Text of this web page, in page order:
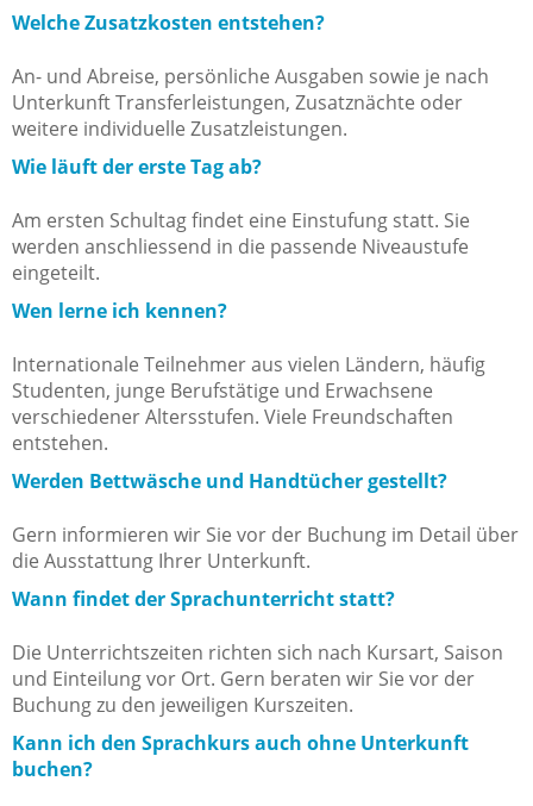
Welche Zusatzkosten entstehen?
An- und Abreise, persönliche Ausgaben sowie je nach
Unterkunft Transferleistungen, Zusatznächte oder
weitere individuelle Zusatzleistungen.
Wie läuft der erste Tag ab?
Am ersten Schultag findet eine Einstufung statt. Sie
werden anschliessend in die passende Niveaustufe
eingeteilt.
Wen lerne ich kennen?
Internationale Teilnehmer aus vielen Ländern, häufig
Studenten, junge Berufstätige und Erwachsene
verschiedener Altersstufen. Viele Freundschaften
entstehen.
Werden Bettwäsche und Handtücher gestellt?
Gern informieren wir Sie vor der Buchung im Detail über
die Ausstattung Ihrer Unterkunft.
Wann findet der Sprachunterricht statt?
Die Unterrichtszeiten richten sich nach Kursart, Saison
und Einteilung vor Ort. Gern beraten wir Sie vor der
Buchung zu den jeweiligen Kurszeiten.
Kann ich den Sprachkurs auch ohne Unterkunft
buchen?